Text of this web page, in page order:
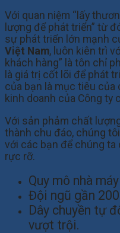
Với quan niệm “lấy
lượng để phát triển” từ
sự phát triển lớn mạnh
Việt Nam, luôn kiên trì
khách hàng” là tôn chỉ
là giá trị cốt lõi để phát
của bạn là mục tiêu của
kinh doanh của Công ty
Với sản phảm chất
thành chu đáo, chúng
với các bạn để chúng
rực rỡ.
Quy mô nhà
Đội ngũ gần
Dây chuyền tự
vượt trội.